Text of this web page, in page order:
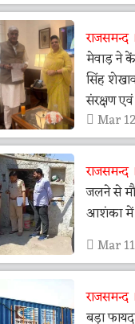
राजसमन्द
मेवाड़ ने
सिंह
संरक्षण एवं
Mar
राजसमन्द
जलने से
आशंका में
Mar
राजसमन्द
बड़ा